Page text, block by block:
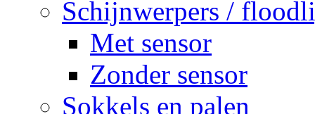
Schijnwerpers /
Met sensor
Zonder sensor
Sokkels en palen